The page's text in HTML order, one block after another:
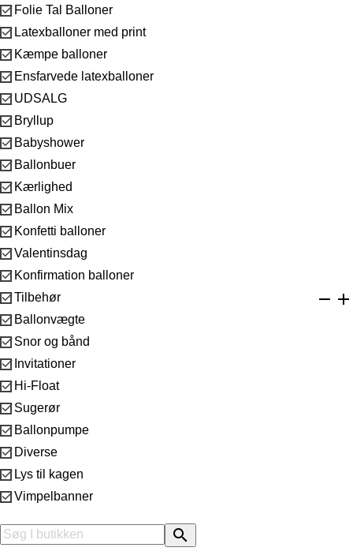
 Folie Tal Balloner
 Latexballoner med print
 Kæmpe balloner
 Ensfarvede latexballoner
UDSALG
 Bryllup
 Babyshower
 Ballonbuer
 Kærlighed
 Ballon Mix
 Konfetti balloner
Valentinsdag
 Konfirmation balloner


Tilbehør
 Ballonvægte
Snor og bånd
 Invitationer
 Hi-Float
Sugerør
 Ballonpumpe
 Diverse
 Lys til kagen
Vimpelbanner
